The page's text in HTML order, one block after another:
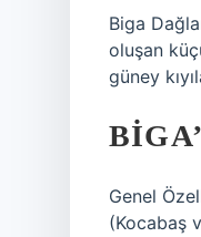
Biga
oluşan
güney
Genel
(Kocabaş